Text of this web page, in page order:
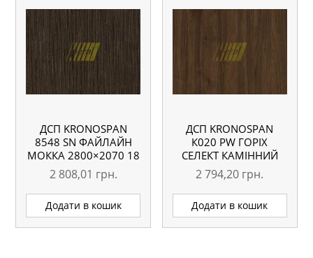
ДСП KRONOSPAN
8548 SN ФАЙЛАЙН
МОККА 2800×2070 18
ММ
2 808,01 грн.
Додати в кошик
ДСП KRONOSPAN
К020 PW ГОРІХ
СЕЛЕКТ КАМІННИЙ
2800×2070 18 ММ
2 794,20 грн.
Додати в кошик